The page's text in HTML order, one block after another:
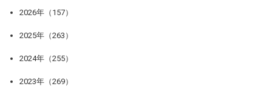
2026年（157）
2025年（263）
2024年（255）
2023年（269）